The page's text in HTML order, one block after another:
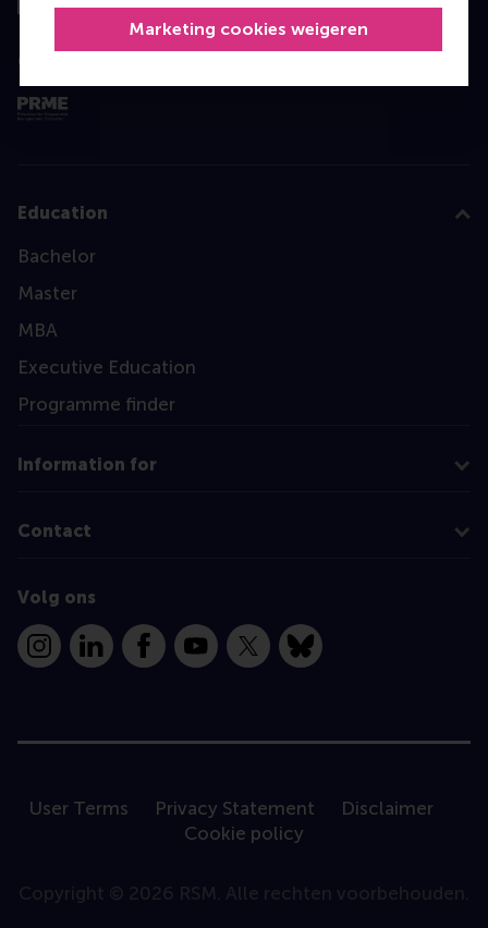
Marketing cookies weigeren
Geëvalueerd door
Education
Bachelor
Master
MBA
Executive Education
Programme finder
Information for
Contact
Volg ons
InstagramLinkedInFacebookYouTube
X Bluesky
User Terms Privacy Statement
Disclaimer
Cookie policy